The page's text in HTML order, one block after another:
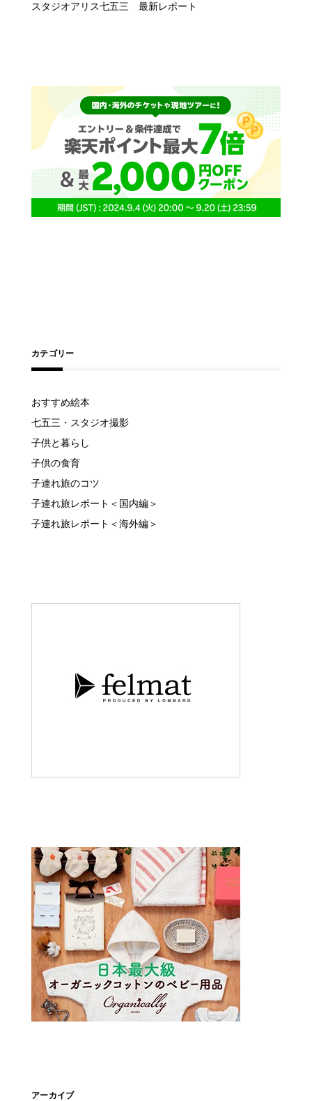
スタジオアリス七五三 最新レポート
カテゴリー
おすすめ絵本
七五三・スタジオ撮影
子供と暮らし
子供の食育
子連れ旅のコツ
子連れ旅レポート＜国内編＞
子連れ旅レポート＜海外編＞
アーカイブ